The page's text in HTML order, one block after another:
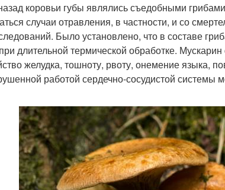
коровьи губы являлись съедобными
случаи отравления, в частности, и со
Было установлено, что в составе
длительной термической обработке.
желудка, тошноту, рвоту, онемение языка,
работой сердечно-сосудистой системы